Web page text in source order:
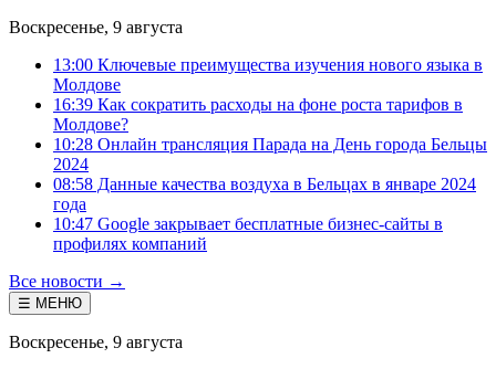
Воскресенье, 9 августа
13:00 Ключевые преимущества изучения нового языка в
Молдове
16:39 Как сократить расходы на фоне роста тарифов в
Молдове?
10:28 Онлайн трансляция Парада на День города Бельцы
2024
08:58 Данные качества воздуха в Бельцах в январе 2024
года
10:47 Google закрывает бесплатные бизнес-сайты в
профилях компаний
Все новости →
☰ МЕНЮ
Воскресенье, 9 августа